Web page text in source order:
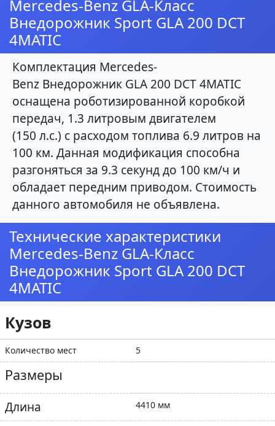
Mercedes-Benz GLA-Класс
Внедорожник Sport GLA 200 DCT
4MATIC
Комплектация Mercedes-
Benz Внедорожник GLA 200 DCT 4MATIC
оснащена роботизированной коробкой
передач, 1.3 литровым двигателем
(150 л.с.) с расходом топлива 6.9 литров на
100 км. Данная модификация способна
разгоняться за 9.3 секунд до 100 км/ч и
обладает передним приводом. Стоимость
данного автомобиля не объявлена.
Технические характеристики
Mercedes-Benz GLA-Класс
Внедорожник Sport GLA 200 DCT
4MATIC
Кузов
Количество мест 5
Размеры
Длина 4410 мм